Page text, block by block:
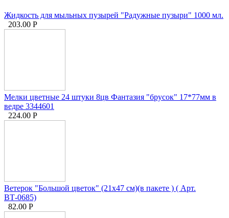
Жидкость для мыльных пузырей "Радужные пузыри" 1000 мл.
203.00 Р
Мелки цветные 24 штуки 8цв Фантазия "брусок" 17*77мм в
ведре 3344601
224.00 Р
Ветерок "Большой цветок" (21х47 см)(в пакете ) ( Арт.
ВТ-0685)
82.00 Р